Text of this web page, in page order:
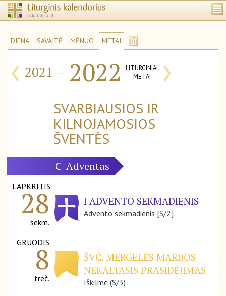
DIENA SAVAITĖ MĖNUO METAI
‹ 2021 – 2022
LITURGINIAI
METAI
›
SVARBIAUSIOS IR
KILNOJAMOSIOS
ŠVENTĖS
C Adventas
LAPKRITIS
28
sekm.
I ADVENTO SEKMADIENIS
Advento sekmadienis [S/2]
GRUODIS
8
treč.
ŠVČ. MERGELĖS MARIJOS
NEKALTASIS PRASIDĖJIMAS
Iškilmė (S/3)